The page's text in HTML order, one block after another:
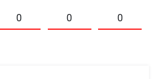
0 0 0